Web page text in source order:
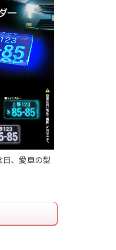
日、愛車の型